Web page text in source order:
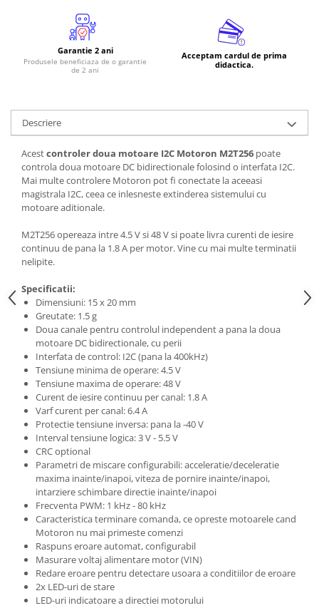
Cutii
Butoane, Tastaturi
Condensatoare
Generale
LED
Microcontrollere AVR
PCB - Placute Circuit
Rezistoare
Imprimante 3D
Imprimante 3D
3Doodler
Componente
Componente
Componente E3D
Filament Premium ABS 1.75 mm
Filament Premium ABS 3 mm
Filament Premium PLA 1.75 mm
Filamente Speciale
Prusa I3 DIY Kit
Carti
Pentru Incepatori
Kituri incepatori Arduino
Pentru Incepatori
Micro:bit
Garantie 2 ani
Produsele beneficiaza de o garantie
de 2 ani
Acceptam cardul de prima
didactica.
Descriere
Acestcontroler doua motoare I2C Motoron M2T256 poate
controla doua motoare DC bidirectionale folosind o interfata I2C.
Mai multe controlere Motoron pot fi conectate la aceeasi
magistrala I2C, ceea ce inlesneste extinderea sistemului cu
motoare aditionale.
M2T256 opereaza intre 4.5 V si 48 V si poate livra curenti de iesire
continuu de pana la 1.8 A per motor. Vine cu mai multe terminatii
nelipite.
Specificatii:
Dimensiuni: 15 x 20 mm
Greutate: 1.5 g
Doua canale pentru controlul independent a pana la doua
motoare DC bidirectionale, cu perii
Interfata de control: I2C (pana la 400kHz)
Tensiune minima de operare: 4.5 V
Tensiune maxima de operare: 48 V
Curent de iesire continuu per canal: 1.8 A
Varf curent per canal: 6.4 A
Protectie tensiune inversa: pana la -40 V
Interval tensiune logica: 3 V - 5.5 V
CRC optional
Parametri de miscare configurabili: acceleratie/deceleratie
maxima inainte/inapoi, viteza de pornire inainte/inapoi,
intarziere schimbare directie inainte/inapoi
Frecventa PWM: 1 kHz - 80 kHz
Caracteristica terminare comanda, ce opreste motoarele cand
Motoron nu mai primeste comenzi
Raspuns eroare automat, configurabil
Masurare voltaj alimentare motor (VIN)
Redare eroare pentru detectare usoara a conditiilor de eroare
2x LED-uri de stare
LED-uri indicatoare a directiei motorului